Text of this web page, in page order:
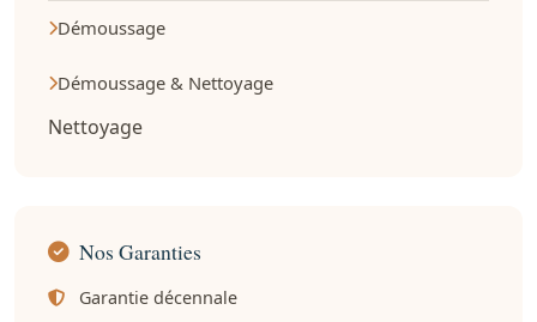
Démoussage
Démoussage & Nettoyage
Nettoyage
Nos Garanties
Garantie décennale